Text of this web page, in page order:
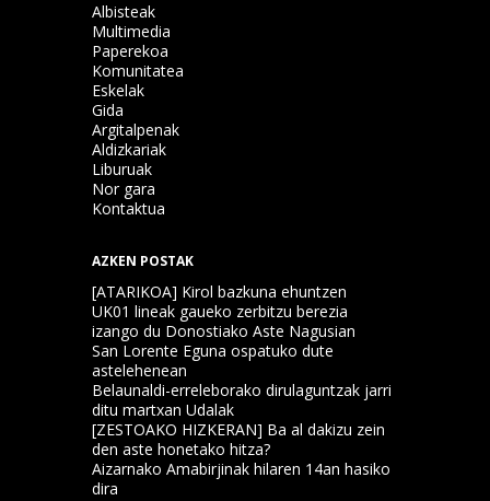
Albisteak
Multimedia
Paperekoa
Komunitatea
Eskelak
Gida
Argitalpenak
Aldizkariak
Liburuak
Nor gara
Kontaktua
AZKEN POSTAK
[ATARIKOA] Kirol bazkuna ehuntzen
UK01 lineak gaueko zerbitzu berezia
izango du Donostiako Aste Nagusian
San Lorente Eguna ospatuko dute
astelehenean
Belaunaldi-erreleborako dirulaguntzak jarri
ditu martxan Udalak
[ZESTOAKO HIZKERAN] Ba al dakizu zein
den aste honetako hitza?
Aizarnako Amabirjinak hilaren 14an hasiko
dira